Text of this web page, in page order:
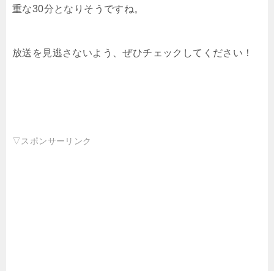
重な30分となりそうですね。
放送を見逃さないよう、ぜひチェックしてください！
▽スポンサーリンク